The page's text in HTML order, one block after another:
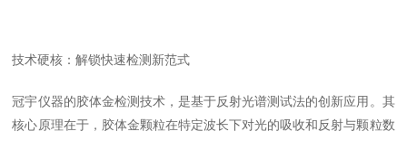
技术硬核：解锁快速检测新范式
冠宇仪器的胶体金检测技术，是基于反射光谱测试法的创新应用。其
核心原理在于，胶体金颗粒在特定波长下对光的吸收和反射与颗粒数